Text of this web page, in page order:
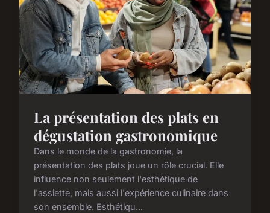
La présentation des plats en
dégustation gastronomique
Dans le monde de la gastronomie, la
présentation des plats joue un rôle crucial. Elle
influence non seulement l'esthétique de
l'assiette, mais aussi l'expérience culinaire dans
son ensemble. Esthétiqu...